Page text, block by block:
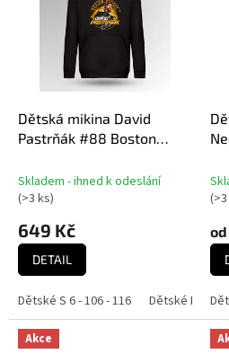
Dětská mikina David
Pastrňák #88 Boston
Collection (Boston Bruins
NHL)
Skladem - ihned k odeslání
(>3 ks)
649 Kč
DETAIL
Dětské S 6 - 106 - 116 Dětské M 8 -
(
od
Akce